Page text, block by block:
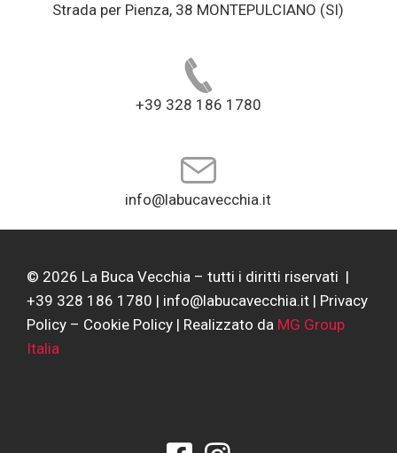
Strada per Pienza, 38 MONTEPULCIANO (SI)
+39 328 186 1780
info@labucavecchia.it
© 2026 La Buca Vecchia – tutti i diritti riservati |
+39 328 186 1780 | info@labucavecchia.it | Privacy
Policy – Cookie Policy | Realizzato da MG Group
Italia